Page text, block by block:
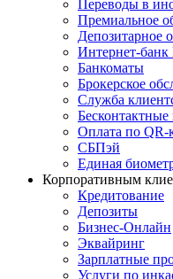
Переводы в
Премиальное
Депозитарное
Интернет-
Банкоматы
Брокерское
Служба
Бесконтактные
Оплата по QR-
СБПэй
Единая
Корпоративным
Кредитование
Депозиты
Бизнес-Онлайн
Эквайринг
Зарплатные
Услуги по